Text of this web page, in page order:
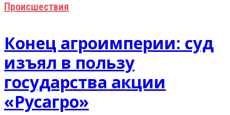
Происшествия
Конец агроимперии: суд
изъял в пользу
государства акции
«Русагро»